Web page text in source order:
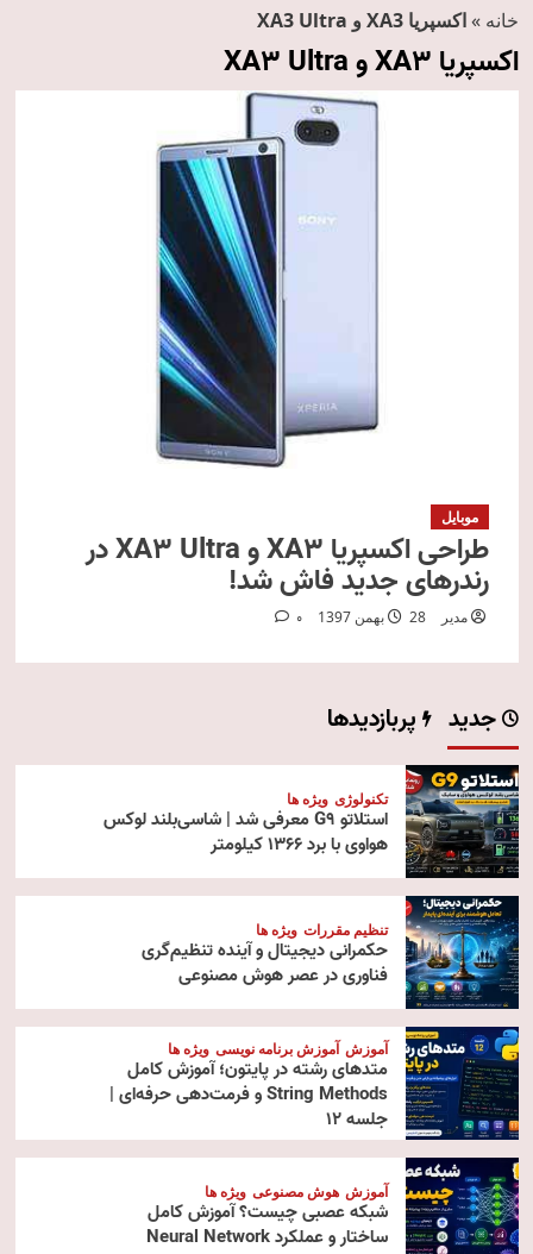
خانه »اکسپریا XA3 و XA3 Ultra
اکسپریا XA3 و XA3 Ultra
موبایل
طراحی اکسپریا XA3 و XA3 Ultra در
رندرهای جدید فاش شد!
مدیر 28 بهمن 1397 0
جدید پربازدیدها
تکنولوژی ویژه ها
استلاتو G9 معرفی شد | شاسی‌بلند لوکس
هواوی با برد ۱۳۶۶ کیلومتر
تنظیم مقررات ویژه ها
حکمرانی دیجیتال و آینده تنظیم‌گری
فناوری در عصر هوش مصنوعی
آموزش آموزش برنامه نویسی ویژه ها
متدهای رشته در پایتون؛ آموزش کامل
String Methods و فرمت‌دهی حرفه‌ای |
جلسه ۱۲
آموزش هوش مصنوعی ویژه ها
شبکه عصبی چیست؟ آموزش کامل
ساختار و عملکرد Neural Network